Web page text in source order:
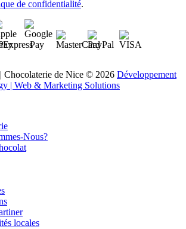
de confidentialité.
Chocolaterie de Nice © 2026 Développement
| Web & Marketing Solutions
Nous?
locales